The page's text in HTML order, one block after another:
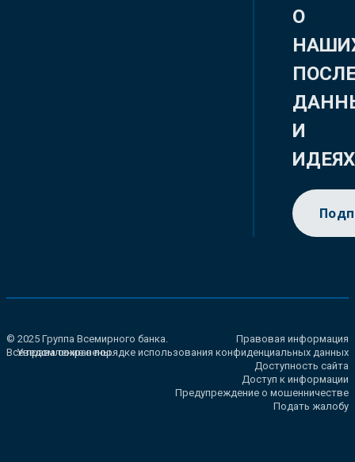
О
И
ИДЕЯХ
© 2025 Группа Всемирного банка.
Все права сохранены.
Правовая информация
Уведомление о порядке использования конфиденциальных данных
Доступность сайта
Доступ к информации
Предупреждение о мошенничестве
Подать жалобу